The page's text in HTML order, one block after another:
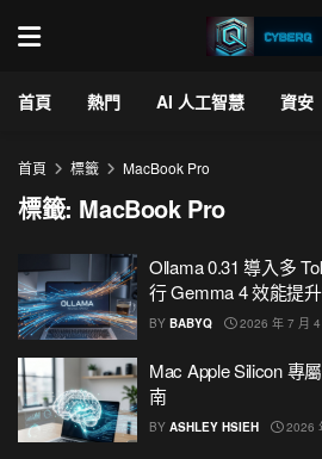
首頁 熱門 AI 人工智慧 資安
首頁 標籤 MacBook Pro
標籤: MacBook Pro
Ollama 0.31 導入多
行 Gemma 4 效能提
BY BABYQ 2026 年 7 月 4
Mac Apple Silicon 專
南
BY ASHLEY HSIEH 2026